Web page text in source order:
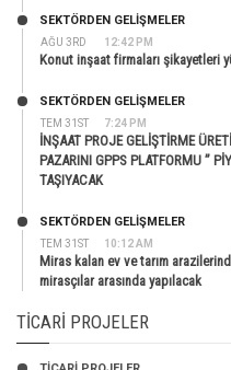
AĞU 3RD 12:42 PM
SEKTÖRDEN GELIŞMELER
Konut inşaat firmaları şikayetleri
TEM 31ST 7:24 PM
SEKTÖRDEN GELIŞMELER
İNŞAAT PROJE GELİŞTİRME
PAZARINI GPPS PLATFORMU ”
TAŞIYACAK
TEM 31ST 10:12 AM
SEKTÖRDEN GELIŞMELER
Miras kalan ev ve tarım
mirasçılar arasında yapılacak
TICARI PROJELER